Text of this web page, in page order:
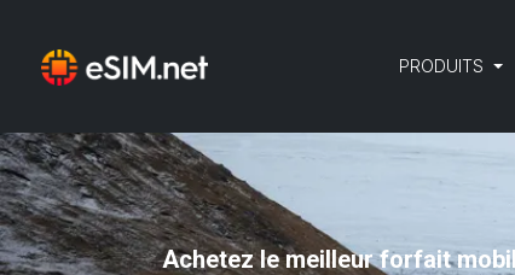
PRODUITS
Achetez le meilleur forfait